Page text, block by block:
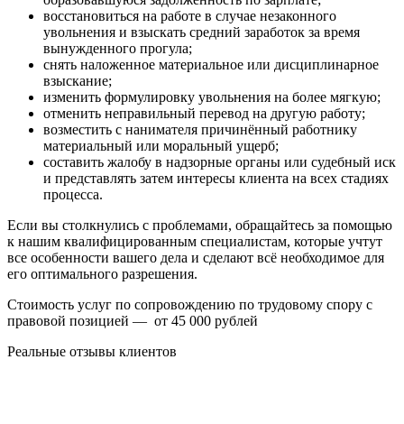
восстановиться на работе в случае незаконного
увольнения и взыскать средний заработок за время
вынужденного прогула;
снять наложенное материальное или дисциплинарное
взыскание;
изменить формулировку увольнения на более мягкую;
отменить неправильный перевод на другую работу;
возместить с нанимателя причинённый работнику
материальный или моральный ущерб;
составить жалобу в надзорные органы или судебный иск
и представлять затем интересы клиента на всех стадиях
процесса.
Если вы столкнулись с проблемами, обращайтесь за помощью
к нашим квалифицированным специалистам, которые учтут
все особенности вашего дела и сделают всё необходимое для
его оптимального разрешения.
Стоимость услуг по сопровождению по трудовому спору с
правовой позицией — от 45 000 рублей
Реальные отзывы клиентов